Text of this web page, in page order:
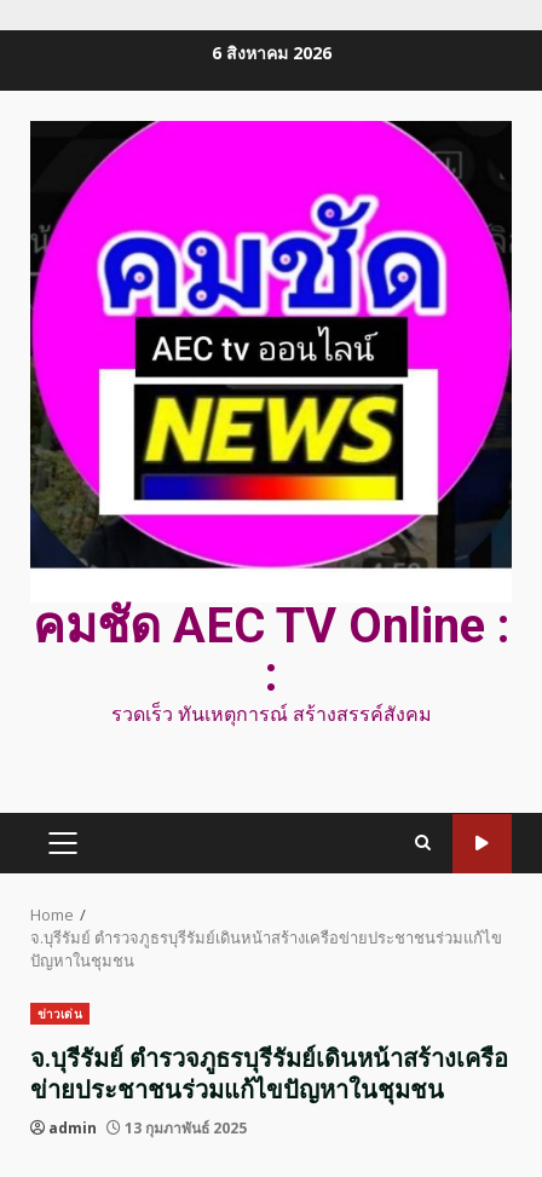
6 สิงหาคม 2026
คมชัด AEC TV Online :
:
รวดเร็ว ทันเหตุการณ์ สร้างสรรค์สังคม
PRIMARY
Home
จ.บุรีรัมย์ ตำรวจภูธรบุรีรัมย์เดินหน้าสร้างเครือข่ายประชาชนร่วมแก้ไข
ปัญหาในชุมชน
ข่าวเด่น
จ.บุรีรัมย์ ตำรวจภูธรบุรีรัมย์เดินหน้าสร้างเครือ
ข่ายประชาชนร่วมแก้ไขปัญหาในชุมชน
admin 13 กุมภาพันธ์ 2025